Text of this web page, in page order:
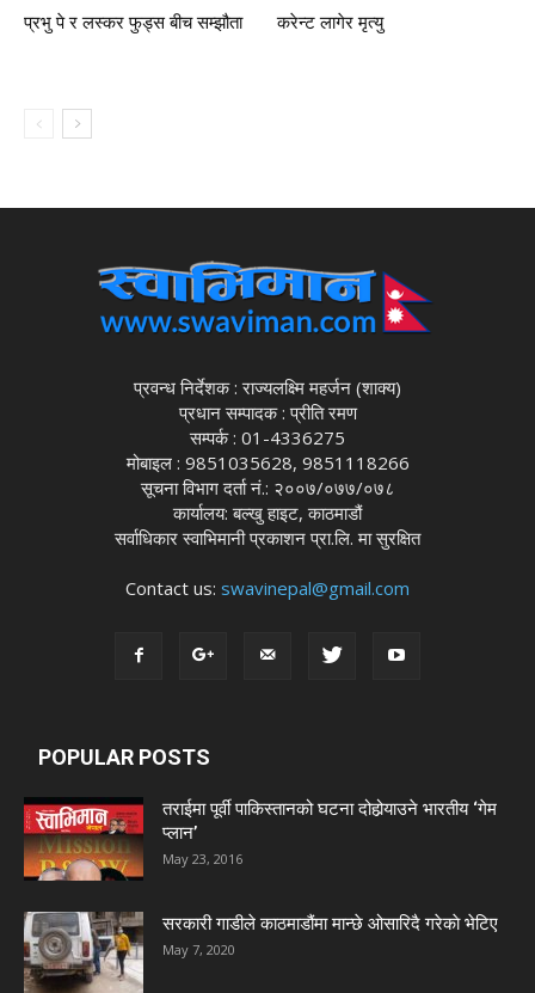
प्रभु पे र लस्कर फुड्स बीच सम्झौता करेन्ट लागेर मृत्यु
प्रवन्ध निर्देशक : राज्यलक्ष्मि महर्जन (शाक्य)
प्रधान सम्पादक : प्रीति रमण
सम्पर्क : 01-4336275
मोबाइल : 9851035628, 9851118266
सूचना विभाग दर्ता नं.: २००७/०७७/०७८
कार्यालय: बल्खु हाइट, काठमाडौं
सर्वाधिकार स्वाभिमानी प्रकाशन प्रा.लि. मा सुरक्षित
Contact us: swavinepal@gmail.com
POPULAR POSTS
तराईमा पूर्वी पाकिस्तानको घटना दोहोर्‍याउने भारतीय ‘गेम
प्लान’
May 23, 2016
सरकारी गाडीले काठमाडौंमा मान्छे ओसारिदै गरेकाे भेटिए
May 7, 2020